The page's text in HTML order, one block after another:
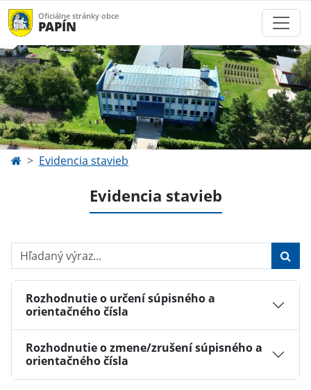
Oficiálne stránky obce
PAPÍN
Evidencia stavieb
Evidencia stavieb
Hľadaný výraz...
Rozhodnutie o určení súpisného a
orientačného čísla
Rozhodnutie o zmene/zrušení súpisného a
orientačného čísla